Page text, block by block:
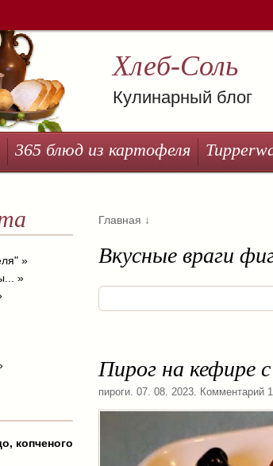
Хлеб-Соль
Кулинарный блог
365 блюд из картофеля
Главная ↓
Вкусные враги
Пирог на кефире
пироги. 07. 08. 2023. Комментарий 1
»
»
копченого